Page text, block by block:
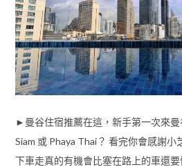
►曼谷住宿推薦在這，新手第一次來曼
Siam 或 Phaya Thai？ 看完你會感謝小
下車走真的有機會比塞在路上的車還